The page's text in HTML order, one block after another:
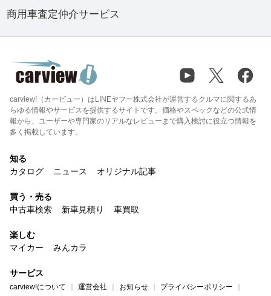
商用車査定仲介サービス
carview!（カービュー）はLINEヤフー株式会社が運営するクルマに関するあ
らゆる情報やサービスを提供するサイトです。価格やスペックなどの公式情
報から、ユーザーや専門家のリアルなレビューまで購入検討に役立つ情報を
多く掲載しています。
知る
カタログ
ニュース オリジナル記事
買う・売る
中古車検索
新車見積り 車買取
楽しむ
マイカー
みんカラ
サービス
carview!について 運営会社 お知らせ プライバシーポリシー